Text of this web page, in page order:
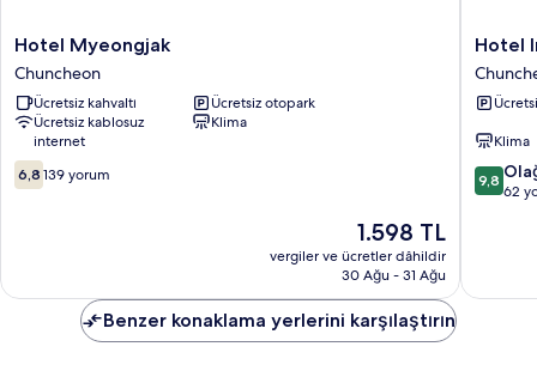
Hotel
Myeongjak
Chuncheon
Hotel Myeongjak
Chuncheon
Ücretsiz kahvaltı
Ücretsiz otopark
Ücretsiz kablosuz
internet
Klima
10
üzerinden
6,8 139 yorum
Güncel
fiyat:
1.598 TL
1.598 TL
vergiler ve ücretler dâhildir
30 Ağu - 31 Ağu
Hotel
Intro
Hotel
Klima
10
9,8
62
Benzer konaklama yerlerini karşılaştırın